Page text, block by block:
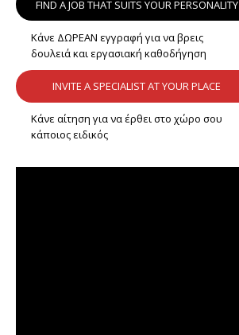
FIND A JOB THAT SUITS YOUR PERSONALITY
Κάνε ΔΩΡΕΑΝ εγγραφή για να βρεις
δουλειά και εργασιακή καθοδήγηση
INVITE A SPECIALIST AT YOUR PLACE
Κάνε αίτηση για να έρθει στο χώρο σου
κάποιος ειδικός